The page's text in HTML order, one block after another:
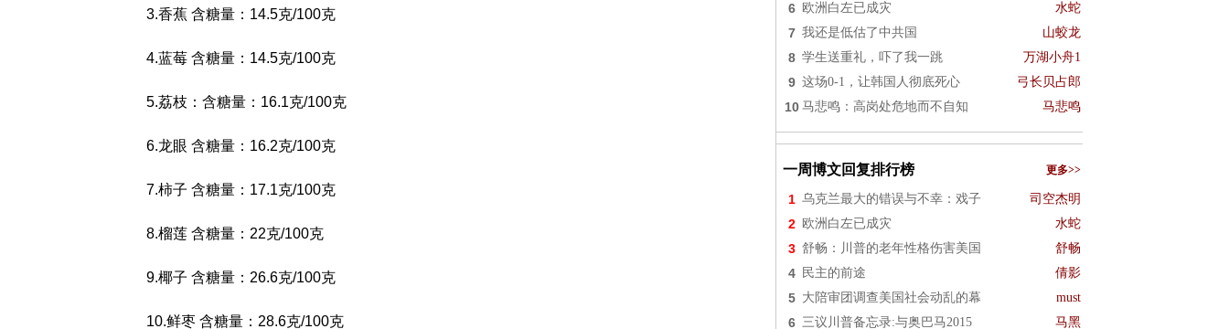
3.香蕉 含糖量：14.5克/100克
4.蓝莓 含糖量：14.5克/100克
5.荔枝：含糖量：16.1克/100克
6.龙眼 含糖量：16.2克/100克
7.柿子 含糖量：17.1克/100克
8.榴莲 含糖量：22克/100克
9.椰子 含糖量：26.6克/100克
10.鲜枣 含糖量：28.6克/100克
6 欧洲白左已成灾 水蛇
7 我还是低估了中共国 山蛟龙
8 学生送重礼，吓了我一跳 万湖小舟1
9 这场0-1，让韩国人彻底死心 弓长贝占郎
10 马悲鸣：高岗处危地而不自知 马悲鸣
一周博文回复排行榜 更多>>
1 乌克兰最大的错误与不幸：戏子 司空杰明
2 欧洲白左已成灾 水蛇
3 舒畅：川普的老年性格伤害美国 舒畅
4 民主的前途 倩影
5 大陪审团调查美国社会动乱的幕 must
6 三议川普备忘录:与奥巴马2015 马黑